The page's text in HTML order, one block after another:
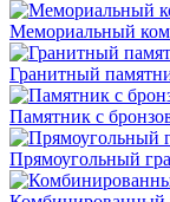
Мемориальный
Гранитный
Памятник с
Прямоугольный